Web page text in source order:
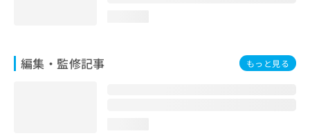
編集・監修記事 もっと見る